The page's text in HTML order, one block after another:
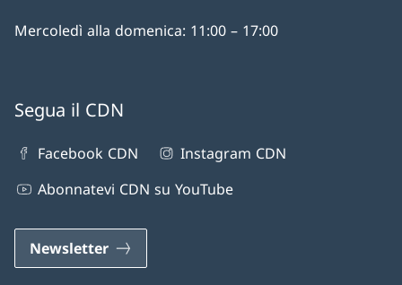
Mercoledì alla domenica: 11:00 – 17:00
Segua il CDN
Facebook CDN
Instagram CDN
Abonnatevi CDN su YouTube
Newsletter